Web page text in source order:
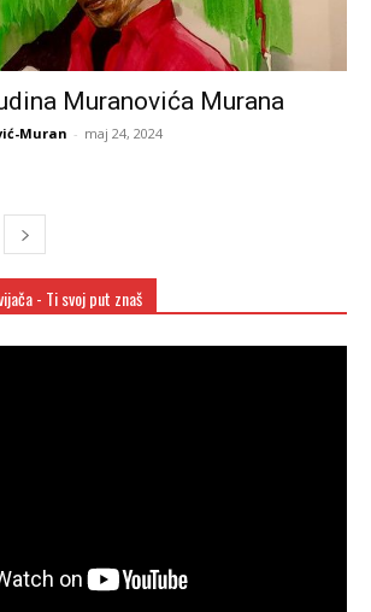
Muranovića Murana
Muran - maj 24, 2024
- Ti svoj put znaš